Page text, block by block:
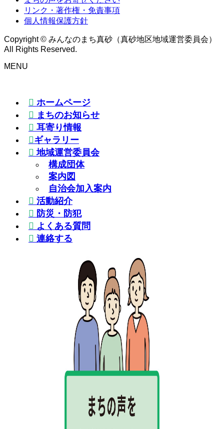
リンク・著作権・免責事項
個人情報保護方針
Copyright © みんなのまち真砂（真砂地区地域運営委員会）
All Rights Reserved.
MENU
ホームページ
まちのお知らせ
耳寄り情報
ギャラリー
地域運営委員会
構成団体
案内図
自治会加入案内
活動紹介
防災・防犯
よくある質問
連絡する